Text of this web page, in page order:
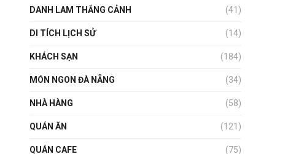
DANH LAM THẮNG CẢNH (41)
DI TÍCH LỊCH SỬ (14)
KHÁCH SẠN (184)
MÓN NGON ĐÀ NẴNG (34)
NHÀ HÀNG (58)
QUÁN ĂN (121)
QUÁN CAFE (75)